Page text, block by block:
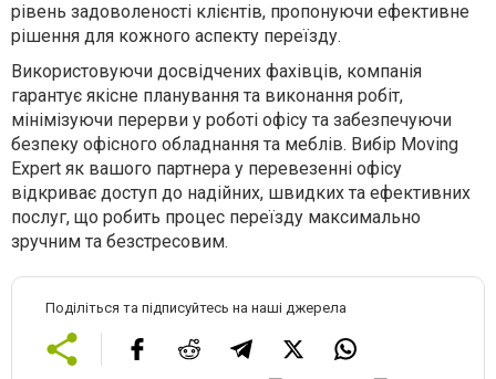
рівень задоволеності клієнтів, пропонуючи ефективне
рішення для кожного аспекту переїзду.
Використовуючи досвідчених фахівців, компанія
гарантує якісне планування та виконання робіт,
мінімізуючи перерви у роботі офісу та забезпечуючи
безпеку офісного обладнання та меблів. Вибір Moving
Expert як вашого партнера у перевезенні офісу
відкриває доступ до надійних, швидких та ефективних
послуг, що робить процес переїзду максимально
зручним та безстресовим.
Поділіться та підписуйтесь на наші джерела